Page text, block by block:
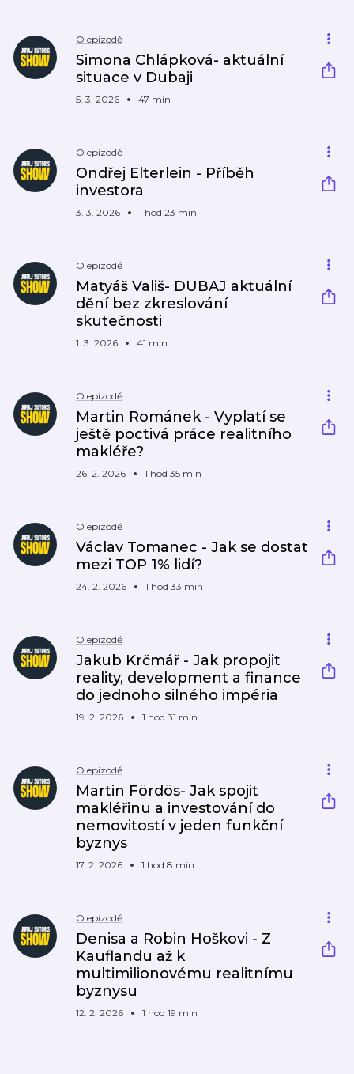
O epizodě
Simona Chlápková- aktuální
situace v Dubaji
5. 3. 2026 47 min
O epizodě
Ondřej Elterlein - Příběh
investora
3. 3. 2026 1 hod 23 min
O epizodě
Matyáš Vališ- DUBAJ aktuální
dění bez zkreslování
skutečnosti
1. 3. 2026 41 min
O epizodě
Martin Románek - Vyplatí se
ještě poctivá práce realitního
makléře?
26. 2. 2026 1 hod 35 min
O epizodě
Václav Tomanec - Jak se dostat
mezi TOP 1% lidí?
24. 2. 2026 1 hod 33 min
O epizodě
Jakub Krčmář - Jak propojit
reality, development a finance
do jednoho silného impéria
19. 2. 2026 1 hod 31 min
O epizodě
Martin Fördös- Jak spojit
makléřinu a investování do
nemovitostí v jeden funkční
byznys
17. 2. 2026 1 hod 8 min
O epizodě
Denisa a Robin Hoškovi - Z
Kauflandu až k
multimilionovému realitnímu
byznysu
12. 2. 2026 1 hod 19 min